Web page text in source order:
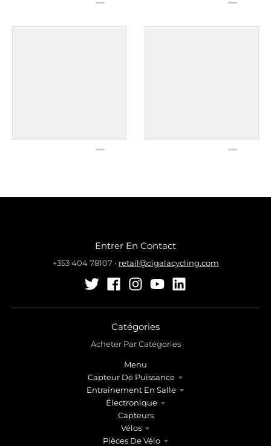
Entrer En Contact
+353 404 78107 • retail@cigalacycling.com
Catégories
Acheter Par Catégories
Menu
Capteur De Puissance
Entraînement En Salle
Électronique
Capteurs
Vélos
Pièces De Vélo